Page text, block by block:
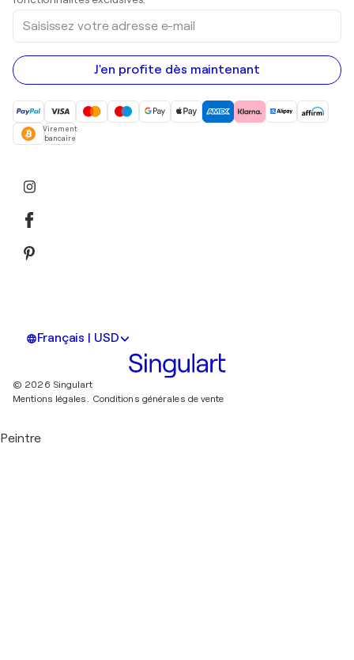
Saisissez
votre
adresse
e-
mail
J'en profite dès maintenant
Virement
bancaire
Français | USD
© 2026 Singulart
Mentions légales. Conditions générales de vente
Peintre